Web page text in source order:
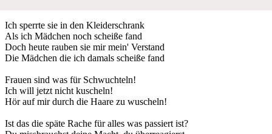
Ich sperrte sie in den Kleiderschrank
Als ich Mädchen noch scheiße fand
Doch heute rauben sie mir mein' Verstand
Die Mädchen die ich damals scheiße fand
Frauen sind was für Schwuchteln!
Ich will jetzt nicht kuscheln!
Hör auf mir durch die Haare zu wuscheln!
Ist das die späte Rache für alles was passiert ist?